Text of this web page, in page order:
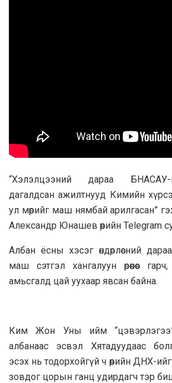
“Хэлэлцээний дараа
дагалдсан ажилтнууд Кимийн
ул мөрийг маш нямбай арилгасан”
Александр Юнашев өөрийн Telegram
Албан ёсны хэсэг өндөрлөсний
маш сэтгэл хангалуун өрөөнөөс
амьсгалд цай уухаар явсан байна.
Ким Жон Уны ийм
албанаас эсвэл Хятадуудаас
эсэх нь тодорхойгүй ч өөрийн ДНХ-
зовдог цорын ганц удирдагч тэр